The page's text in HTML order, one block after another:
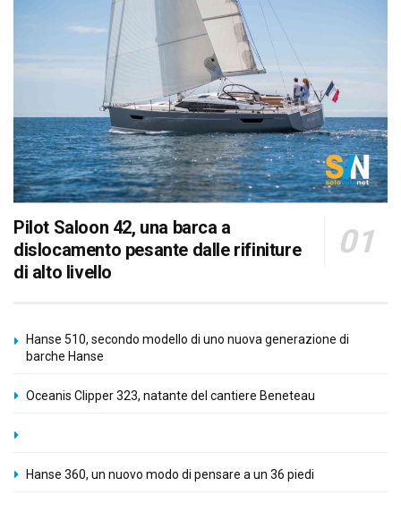
Pilot Saloon 42, una barca a
dislocamento pesante dalle rifiniture
di alto livello
Hanse 510, secondo modello di uno nuova generazione di
barche Hanse
Oceanis Clipper 323, natante del cantiere Beneteau
Hanse 360, un nuovo modo di pensare a un 36 piedi